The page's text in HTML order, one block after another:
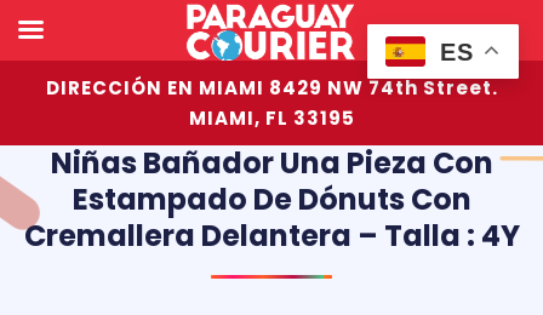
DIRECCIÓN EN MIAMI 8429 NW 74th Street.
MIAMI, FL 33195
Niñas Bañador Una Pieza Con
Estampado De Dónuts Con
Cremallera Delantera – Talla : 4Y
ES